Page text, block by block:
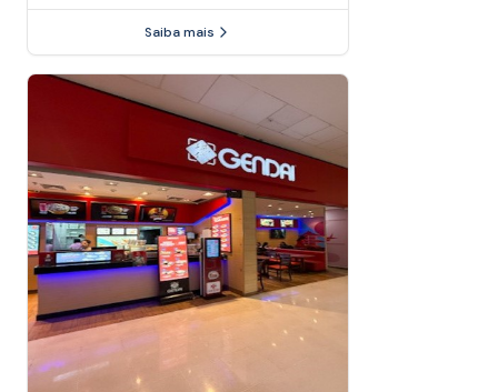
Saiba mais